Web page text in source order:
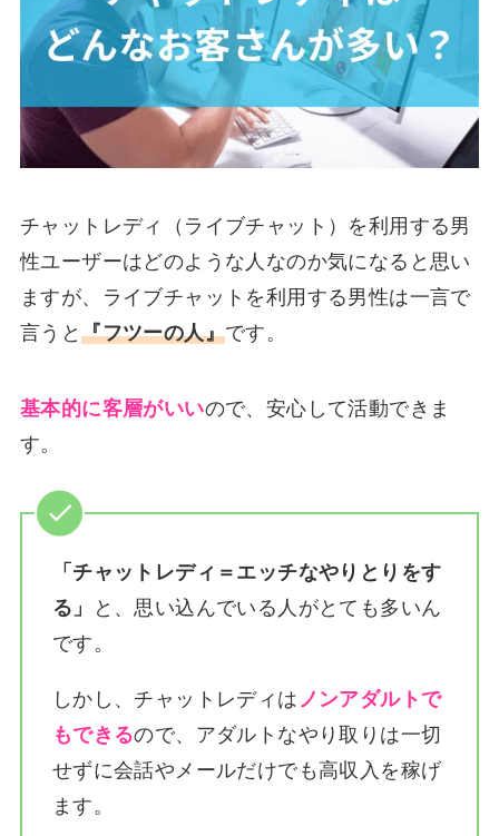
チャットレディ（ライブチャット）を利用する男
性ユーザーはどのような人なのか気になると思い
ますが、ライブチャットを利用する男性は一言で
言うと『フツーの人』です。
基本的に客層がいいので、安心して活動できま
す。
「チャットレディ＝エッチなやりとりをす
る」
と、思い込んでいる人がとても多いん
です。
しかし、チャットレディは ノンアダルトで
もできるので、アダルトなやり取りは一切
せずに会話やメールだけでも高収入を稼げ
ます。